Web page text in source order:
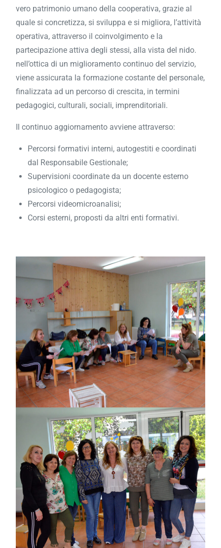
vero patrimonio umano della cooperativa, grazie al
quale si concretizza, si sviluppa e si migliora, l’attività
operativa, attraverso il coinvolgimento e la
partecipazione attiva degli stessi, alla vista del nido.
nell’ottica di un miglioramento continuo del servizio,
viene assicurata la formazione costante del personale,
finalizzata ad un percorso di crescita, in termini
pedagogici, culturali, sociali, imprenditoriali.
Il continuo aggiornamento avviene attraverso:
Percorsi formativi interni, autogestiti e coordinati
dal Responsabile Gestionale;
Supervisioni coordinate da un docente esterno
psicologico o pedagogista;
Percorsi videomicroanalisi;
Corsi esterni, proposti da altri enti formativi.